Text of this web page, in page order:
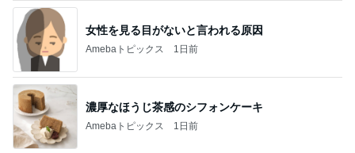
女性を見る目がないと言われる原因
Amebaトピックス 1日前
濃厚なほうじ茶感のシフォンケーキ
Amebaトピックス 1日前